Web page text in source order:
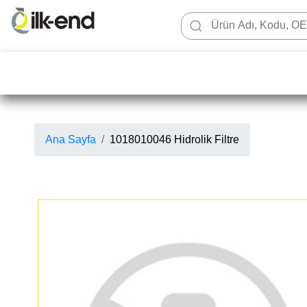
Ana Sayfa 1018010046 Hidrolik Filtre